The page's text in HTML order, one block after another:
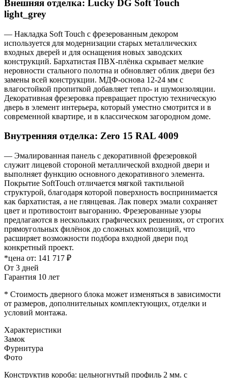
Внешняя отделка: Lucky DG Soft Touch
light_grey
— Накладка Soft Touch с фрезерованным декором
используется для модернизации старых металлических
входных дверей и для оснащения новых заводских
конструкций. Бархатистая ПВХ-плёнка скрывает мелкие
неровности стального полотна и обновляет облик двери без
замены всей конструкции. МДФ-основа 12-24 мм с
влагостойкой пропиткой добавляет тепло- и шумоизоляции.
Декоративная фрезеровка превращает простую техническую
дверь в элемент интерьера, который уместно смотрится и в
современной квартире, и в классическом загородном доме.
Внутренняя отделка: Zero 15 RAL 4009
— Эмалированная панель с декоративной фрезеровкой
служит лицевой стороной металлической входной двери и
выполняет функцию основного декоративного элемента.
Покрытие SoftTouch отличается мягкой тактильной
структурой, благодаря которой поверхность воспринимается
как бархатистая, а не глянцевая. Лак поверх эмали сохраняет
цвет и противостоит выгоранию. Фрезерованные узоры
предлагаются в нескольких графических решениях, от строгих
прямоугольных филёнок до сложных композиций, что
расширяет возможности подбора входной двери под
конкретный проект.
*цена от: 141 717 ₽
От 3 дней
Гарантия 10 лет
* Стоимость дверного блока может изменяться в зависимости
от размеров, дополнительных комплектующих, отделки и
условий монтажа.
Характеристики
Замок
Фурнитура
Фото
Конструктив короба: цельногнутый профиль 2 мм. с